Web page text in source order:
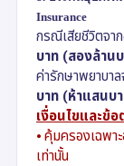
Insurance
กรณีเสียชีวิตจา
บาท (สองล้าน
ค่ารักษาพยาบา
บาท (ห้าแสนบ
เงื่อนไขและข้
⦁ คุ้มครองเฉพาะ
เท่านั้น